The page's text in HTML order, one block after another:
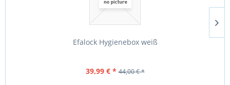
Efalock Hygienebox weiß
39,99 € * 44,00 € *